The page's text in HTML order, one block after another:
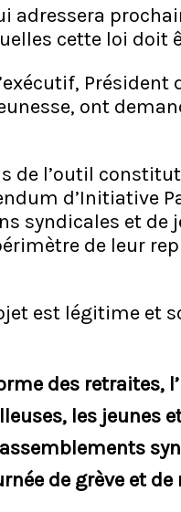
adressera
cette loi doit
ont
de l’outil
d’Initiative
syndicales et de
de leur
est légitime et
des retraites,
les jeunes
de grève et